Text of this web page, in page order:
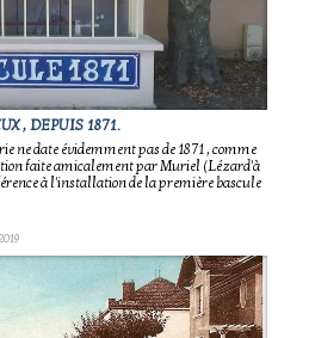
, DEPUIS 1871.
ne date évidemment pas de 1871 , comme
faite amicalement par Muriel (Lézard'à
à l'installation de la première bascule